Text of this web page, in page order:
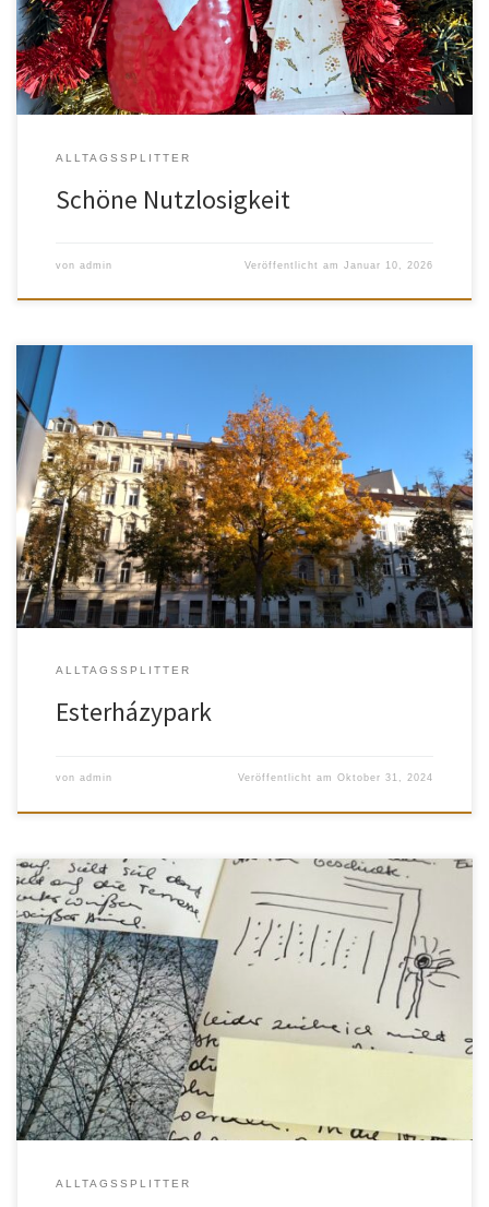
ALLTAGSSPLITTER
Schöne Nutzlosigkeit
von admin Veröffentlicht amJanuar 10, 2026
Mit elf ging meine Kindheit zu Ende, weil mein Bruder von der
Dachterrasse seiner Freundin Valerie fiel, während ich einen Stock
tiefer fernsah.
ALLTAGSSPLITTER
Esterházypark
von admin Veröffentlicht amOktober 31, 2024
Vor einiger Zeit stieg ich in eine volle Tram. Es war Rushhour. Auf
dem Sitz neben der Tür saß ein Mittdreißiger. Auf seinen
Oberschenkeln lag ein Tablet samt Keyboard und seine Finger
glitten mit atemberaubender Geschwindigkeit über die Tasten.
ALLTAGSSPLITTER